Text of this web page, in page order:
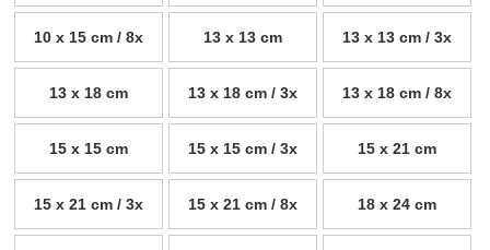
10 x 15 cm / 8x 13 x 13 cm 13 x 13 cm / 3x
13 x 18 cm 13 x 18 cm / 3x 13 x 18 cm / 8x
15 x 15 cm 15 x 15 cm / 3x 15 x 21 cm
15 x 21 cm / 3x 15 x 21 cm / 8x 18 x 24 cm